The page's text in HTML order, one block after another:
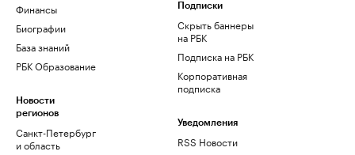
Финансы
Биографии
База знаний
РБК Образование
Новости
регионов
Санкт-Петербург
и область
Подписки
Скрыть баннеры
на РБК
Подписка на РБК
Корпоративная
подписка
Уведомления
RSS Новости